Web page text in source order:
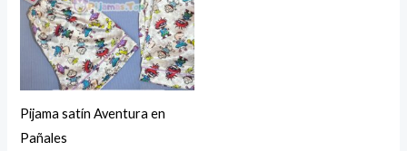
Pijama satín Aventura en
Pañales